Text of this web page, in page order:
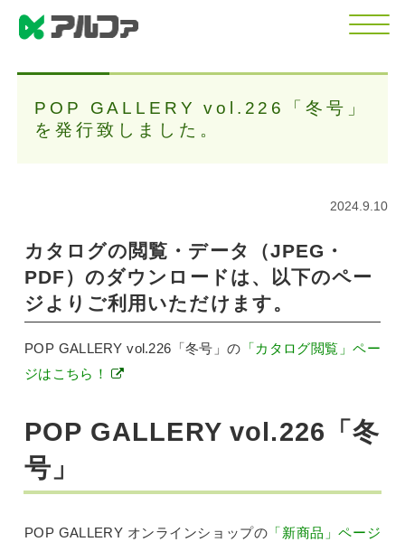
POP GALLERY vol.226「冬号」
を発行致しました。
2024.9.10
カタログの閲覧・データ（JPEG・
PDF）のダウンロードは、以下のペー
ジよりご利用いただけます。
POP GALLERY vol.226「冬号」の 「カタログ閲覧」ペー
ジはこちら！
POP GALLERY vol.226「冬
号」
POP GALLERY オンラインショップの 「新商品」ページ